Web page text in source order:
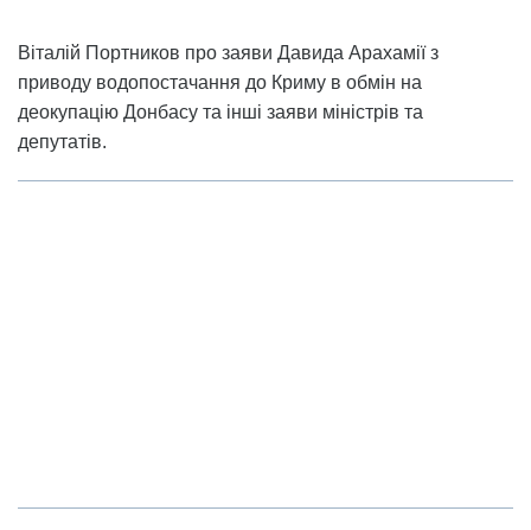
Віталій Портников про заяви Давида Арахамії з
приводу водопостачання до Криму в обмін на
деокупацію Донбасу та інші заяви міністрів та
депутатів.